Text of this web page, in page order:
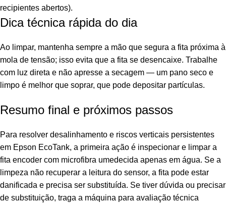
recipientes abertos).
Dica técnica rápida do dia
Ao limpar, mantenha sempre a mão que segura a fita próxima à
mola de tensão; isso evita que a fita se desencaixe. Trabalhe
com luz direta e não apresse a secagem — um pano seco e
limpo é melhor que soprar, que pode depositar partículas.
Resumo final e próximos passos
Para resolver desalinhamento e riscos verticais persistentes
em Epson EcoTank, a primeira ação é inspecionar e limpar a
fita encoder com microfibra umedecida apenas em água. Se a
limpeza não recuperar a leitura do sensor, a fita pode estar
danificada e precisa ser substituída. Se tiver dúvida ou precisar
de substituição, traga a máquina para avaliação técnica